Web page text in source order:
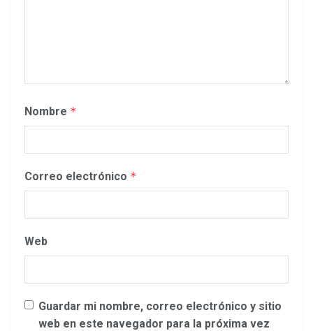
Nombre *
Correo electrónico *
Web
Guardar mi nombre, correo electrónico y sitio
web en este navegador para la próxima vez